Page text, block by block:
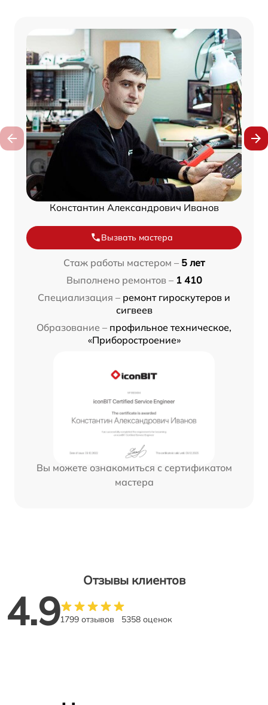
Константин Александрович Иванов
Вызвать мастера
Стаж работы мастером – 5 лет
Выполнено ремонтов – 1 410
Специализация – ремонт гироскутеров и
сигвеев
Образование – профильное техническое,
«Приборостроение»
Вы можете ознакомиться с сертификатом
мастера
Отзывы клиентов
4.91799 отзывов 5358 оценок